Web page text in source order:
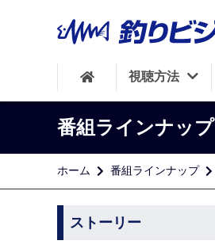
視聴方法
番組ラインナップ
ホーム 番組ラインナップ
ストーリー